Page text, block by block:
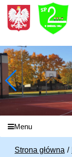
Menu
Strona główna